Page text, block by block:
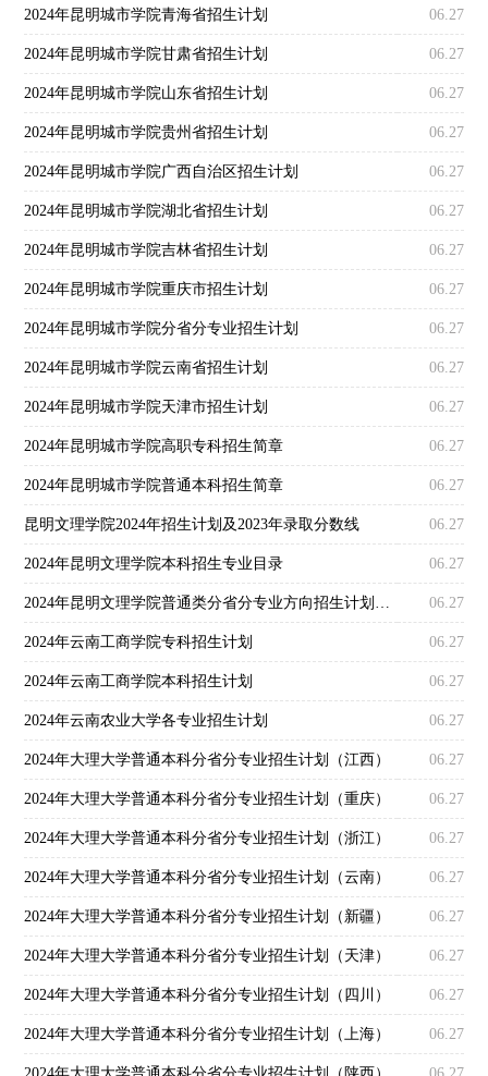
2024年昆明城市学院青海省招生计划 06.27
2024年昆明城市学院甘肃省招生计划 06.27
2024年昆明城市学院山东省招生计划 06.27
2024年昆明城市学院贵州省招生计划 06.27
2024年昆明城市学院广西自治区招生计划 06.27
2024年昆明城市学院湖北省招生计划 06.27
2024年昆明城市学院吉林省招生计划 06.27
2024年昆明城市学院重庆市招生计划 06.27
2024年昆明城市学院分省分专业招生计划 06.27
2024年昆明城市学院云南省招生计划 06.27
2024年昆明城市学院天津市招生计划 06.27
2024年昆明城市学院高职专科招生简章 06.27
2024年昆明城市学院普通本科招生简章 06.27
昆明文理学院2024年招生计划及2023年录取分数线 06.27
2024年昆明文理学院本科招生专业目录 06.27
2024年昆明文理学院普通类分省分专业方向招生计划一览表 06.27
2024年云南工商学院专科招生计划 06.27
2024年云南工商学院本科招生计划 06.27
2024年云南农业大学各专业招生计划 06.27
2024年大理大学普通本科分省分专业招生计划（江西） 06.27
2024年大理大学普通本科分省分专业招生计划（重庆） 06.27
2024年大理大学普通本科分省分专业招生计划（浙江） 06.27
2024年大理大学普通本科分省分专业招生计划（云南） 06.27
2024年大理大学普通本科分省分专业招生计划（新疆） 06.27
2024年大理大学普通本科分省分专业招生计划（天津） 06.27
2024年大理大学普通本科分省分专业招生计划（四川） 06.27
2024年大理大学普通本科分省分专业招生计划（上海） 06.27